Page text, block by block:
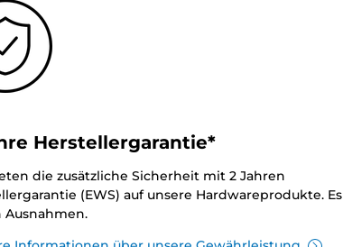
Herstellergarantie*
die zusätzliche Sicherheit mit 2 Jahren
(EWS) auf unsere Hardwareprodukte. Es